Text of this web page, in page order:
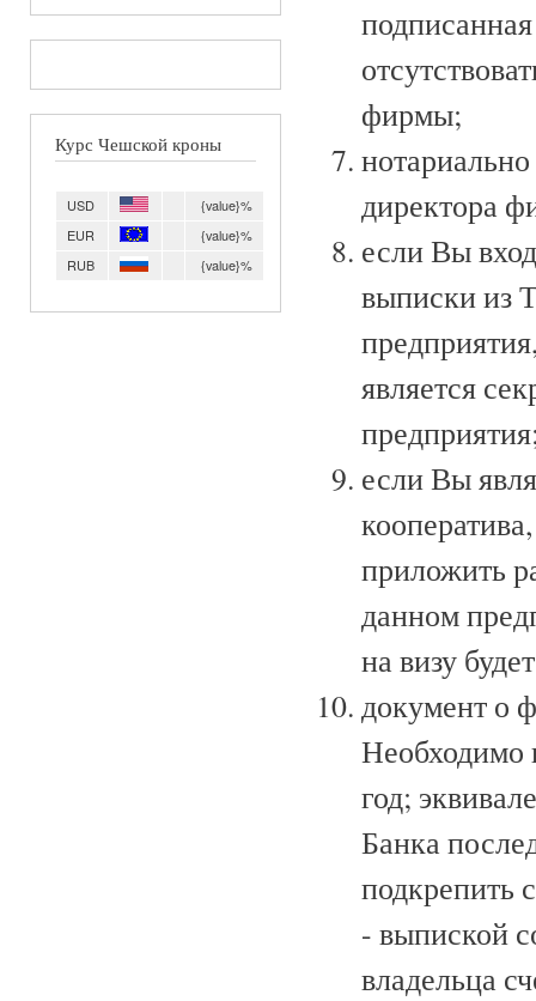
Курс Чешской кроны
USD
{value}%
EUR
{value}%
RUB
{value}%
фирмы;
директора
если Вы
выписки из
является
если Вы
приложить
данном
на визу
документ о
Необходимо
год;
Банка
подкрепить
- выпиской
владельца